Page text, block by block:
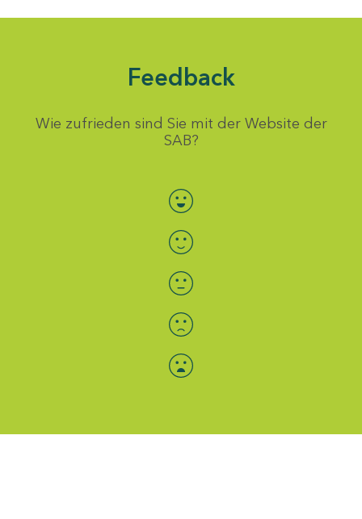
Feedback
Wie zufrieden sind Sie mit der Website der
SAB?
Bewertung auswählen